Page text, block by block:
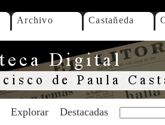
Archivo Castañeda
Explorar Destacadas